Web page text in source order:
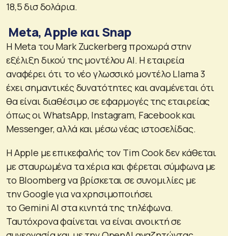
18,5 δισ δολάρια.
Meta, Apple και Snap
Η Meta του Mark Zuckerberg προχωρά στην
εξέλιξη δικού της μοντέλου ΑΙ. Η εταιρεία
αναφέρει ότι το νέο γλωσσικό μοντέλο Llama 3
έχει σημαντικές δυνατότητες και αναμένεται ότι
θα είναι διαθέσιμο σε εφαρμογές της εταιρείας
όπως οι WhatsApp, Instagram, Facebook και
Messenger, αλλά και μέσω νέας ιστοσελίδας.
Η Apple με επικεφαλής τον Tim Cook δεν κάθεται
με σταυρωμένα τα χέρια και φέρεται σύμφωνα με
το Bloomberg να βρίσκεται σε συνομιλίες με
την Google για να χρησιμοποιήσει
το Gemini AI στα κινητά της τηλέφωνα.
Ταυτόχρονα φαίνεται να είναι ανοικτή σε